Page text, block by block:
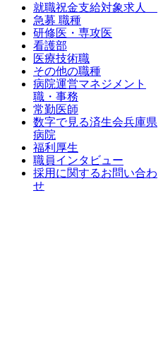
就職祝金支給対象求人
急募 職種
研修医・専攻医
看護部
医療技術職
その他の職種
病院運営マネジメント
職・事務
常勤医師
数字で見る済生会兵庫県
病院
福利厚生
職員インタビュー
採用に関するお問い合わ
せ